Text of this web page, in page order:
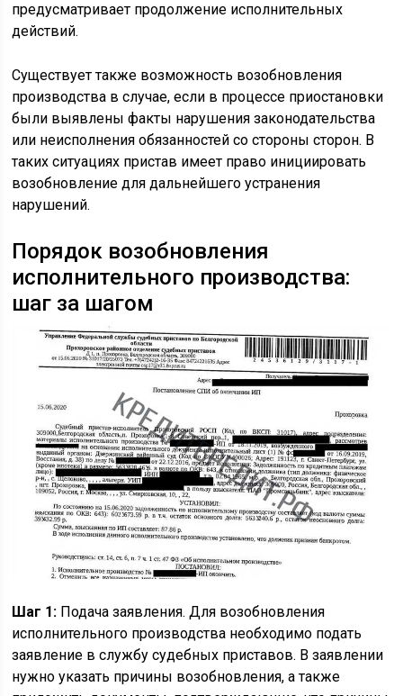
предусматривает продолжение исполнительных
действий.
Существует также возможность возобновления
производства в случае, если в процессе приостановки
были выявлены факты нарушения законодательства
или неисполнения обязанностей со стороны сторон. В
таких ситуациях пристав имеет право инициировать
возобновление для дальнейшего устранения
нарушений.
Порядок возобновления
исполнительного производства:
шаг за шагом
Шаг 1: Подача заявления. Для возобновления
исполнительного производства необходимо подать
заявление в службу судебных приставов. В заявлении
нужно указать причины возобновления, а также